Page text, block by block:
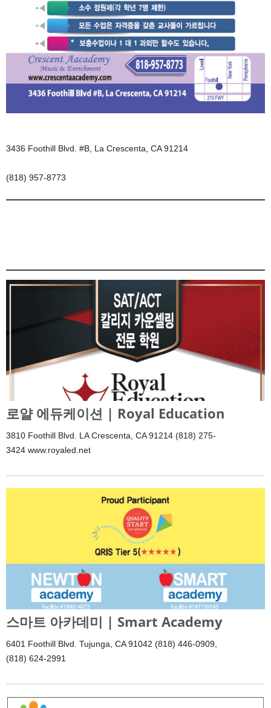
3436 Foothill Blvd. #B, La Crescenta, CA 91214
(818) 957-8773
로얄 에듀케이션 | Royal Education
3810 Foothill Blvd. LA Crescenta, CA 91214 (818) 275-
3424 www.royaled.net
스마트 아카데미 | Smart Academy
6401 Foothill Blvd. Tujunga, CA 91042 (818) 446-0909,
(818) 624-2991